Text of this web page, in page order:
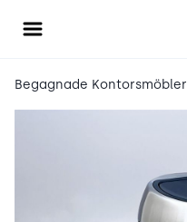
Öppna meny
Begagnade Kontorsmöbler